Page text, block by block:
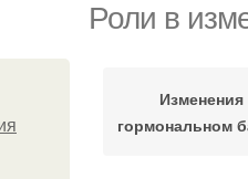
Роли в
Изменения
гормональном